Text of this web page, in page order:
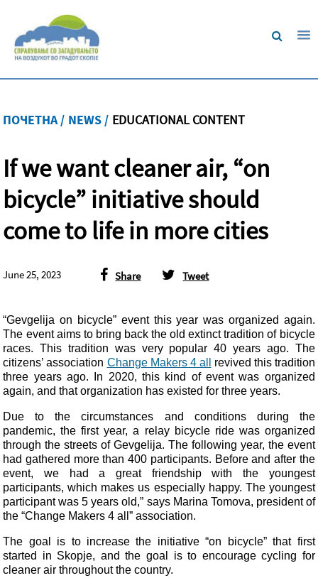
ПОЧЕТНА / NEWS / ЕDUCATIONAL CONTENT
If we want cleaner air, “on
bicycle” initiative should
come to life in more cities
June 25, 2023 Share Tweet
“Gevgelija on bicycle” event this year was organized again.
The event aims to bring back the old extinct tradition of bicycle
races. This tradition was very popular 40 years ago. The
citizens’ association Change Makers 4 all
revived this tradition
three years ago. In 2020, this kind of event was organized
again, and that organization has existed for three years.
Due to the circumstances and conditions during the
pandemic, the first year, a relay bicycle ride was organized
through the streets of Gevgelija. The following year, the event
had gathered more than 400 participants. Before and after the
event, we had a great friendship with the youngest
participants, which makes us especially happy. The youngest
participant was 5 years old,” says Marina Tomova, president of
the “Change Makers 4 all” association.
The goal is to increase the initiative “on bicycle” that first
started in Skopje, and the goal is to encourage cycling for
cleaner air throughout the country.